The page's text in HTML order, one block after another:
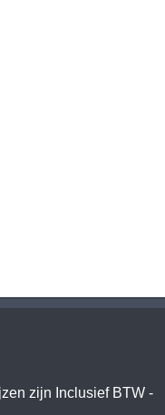
zijn Inclusief BTW -